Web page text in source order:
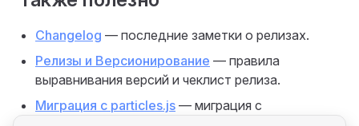
Changelog — последние заметки о релизах.
Релизы и Версионирование — правила
выравнивания версий и чеклист релиза.
Миграция с particles.js — миграция с